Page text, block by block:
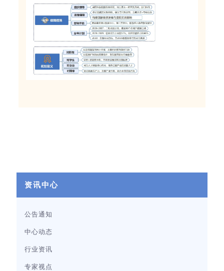
资讯中心
公告通知
中心动态
行业资讯
专家视点